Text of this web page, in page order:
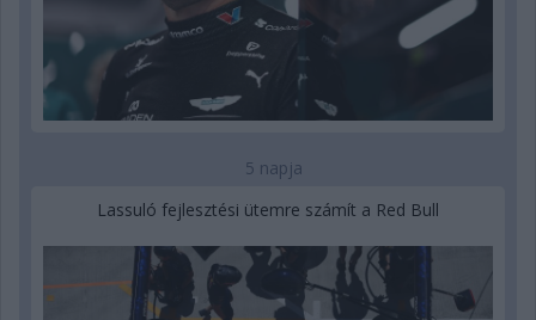
5 napja
Lassuló fejlesztési ütemre számít a Red Bull